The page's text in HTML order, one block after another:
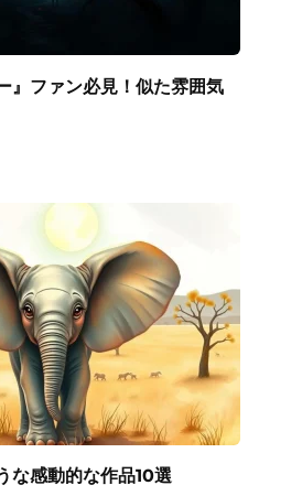
』ファン必見！似た雰囲気
な感動的な作品10選